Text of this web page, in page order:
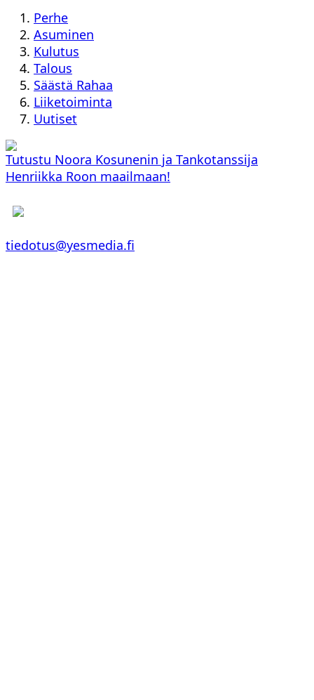
Perhe
Asuminen
Kulutus
Talous
Säästä Rahaa
Liiketoiminta
Uutiset
Tutustu Noora Kosunenin ja Tankotanssija
Henriikka Roon maailmaan!
tiedotus@yesmedia.fi